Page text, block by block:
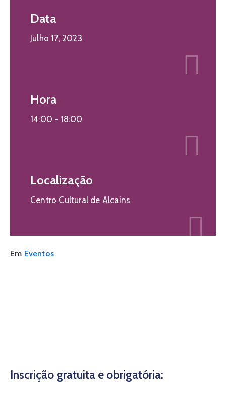
Data
Julho 17, 2023
Hora
14:00 - 18:00
Localização
Centro Cultural de Alcains
Em Eventos
Inscrição gratuita e obrigatória: